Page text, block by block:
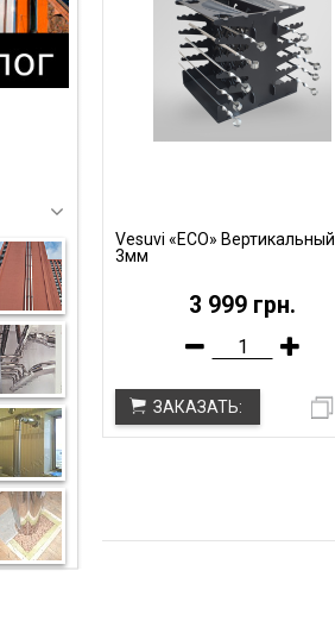
Vesuvi «ECO» Вертикальный
3мм
3 999 грн.
ЗАКАЗАТЬ: